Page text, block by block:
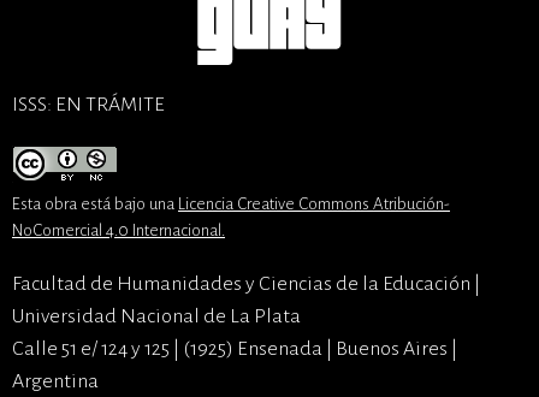
ISSS: EN TRÁMITE
Esta obra está bajo una Licencia Creative Commons Atribución-
NoComercial 4.0 Internacional .
Facultad de Humanidades y Ciencias de la Educación |
Universidad Nacional de La Plata
Calle 51 e/ 124 y 125 | (1925) Ensenada | Buenos Aires |
Argentina